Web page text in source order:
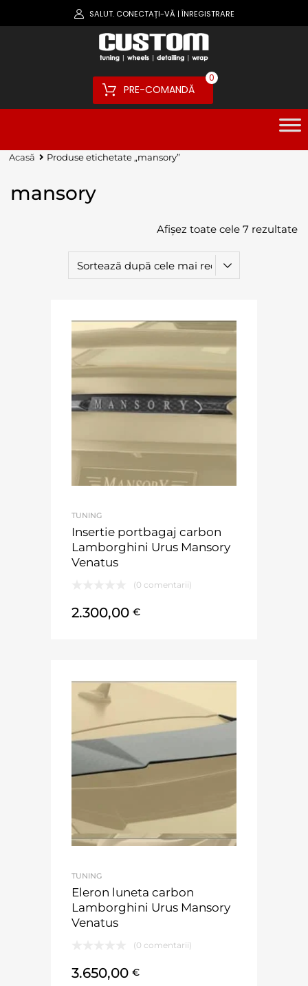
SALUT. CONECTAȚI-VĂ | ÎNREGISTRARE
PRE-COMANDĂ
0
Acasă Produse etichetate „mansory”
mansory
Afișez toate cele 7 rezultate
TUNING
Insertie portbagaj carbon
Lamborghini Urus Mansory
Venatus
(0 comentarii)
2.300,00 €
TUNING
Eleron luneta carbon
Lamborghini Urus Mansory
Venatus
(0 comentarii)
3.650,00 €